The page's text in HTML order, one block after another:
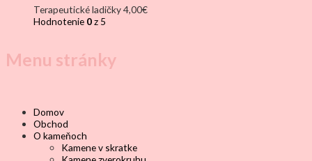
Terapeutické ladičky4,00€
Hodnotenie 0z 5
Menu stránky
Domov
Obchod
O kameňoch
Kamene v skratke